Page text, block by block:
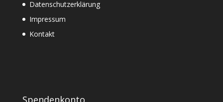
Datenschutzerklärung
Impressum
Kontakt
Spendenkonto